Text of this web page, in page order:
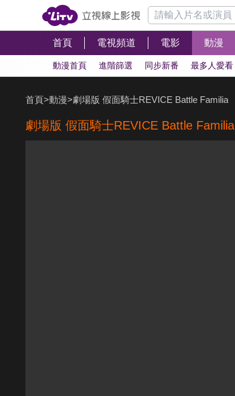
首頁 電視頻道 電影 動漫
動漫首頁 進階篩選 同步新番 最多人愛看
首頁>動漫>劇場版 假面騎士REVICE Battle Familia
劇場版 假面騎士REVICE Battle Familia